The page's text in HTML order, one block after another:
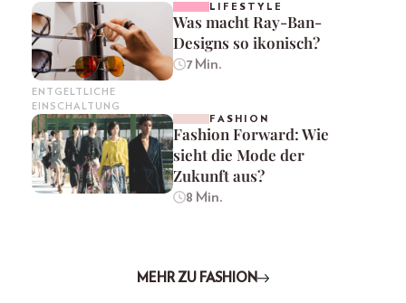
ENTGELTLICHE
EINSCHALTUNG
LIFESTYLE
Was macht Ray-Ban-
Designs so ikonisch?
7 Min.
FASHION
Fashion Forward: Wie
sieht die Mode der
Zukunft aus?
8 Min.
MEHR ZU FASHION